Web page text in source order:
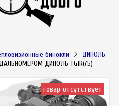
бинокли
ДИПОЛЬ
ДИПОЛЬ TG1R(75)
товар отсутствует